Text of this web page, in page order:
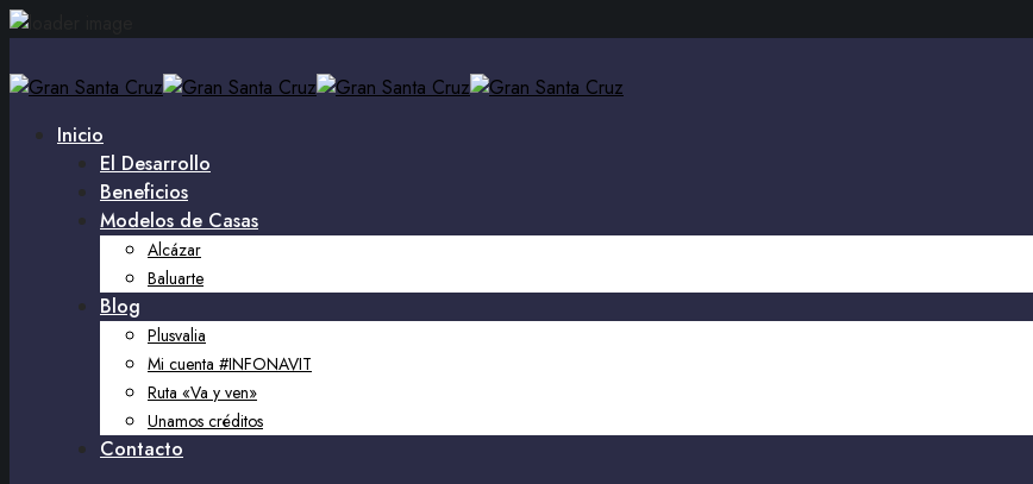
Inicio
El Desarrollo
Beneficios
Modelos de Casas
Alcázar
Baluarte
Blog
Plusvalia
Mi cuenta #INFONAVIT
Ruta «Va y ven»
Unamos créditos
Contacto